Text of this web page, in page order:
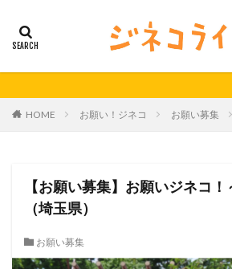
HOME お願い！ジネコ お願い募集
【お願い募集】お願いジネコ
（埼玉県）
お願い募集
男性不妊